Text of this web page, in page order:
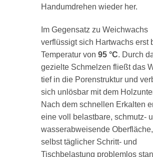
Handumdrehen wieder her.
Im Gegensatz zu Weichwachs
verflüssigt sich Hartwachs erst
Temperatur von 95 °C. Durch
gezielte Schmelzen fließt das
tief in die Porenstruktur und
sich unlösbar mit dem
Nach dem schnellen Erkalten
eine voll belastbare, schmutz-
wasserabweisende
selbst täglicher Schritt- und
Tischbelastung problemlos